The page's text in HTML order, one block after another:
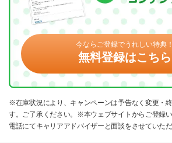
今ならご登録でうれしい特典！
無料登録はこちら
※在庫状況により、キャンペーンは予告なく変更・
す。ご了承ください。※本ウェブサイトからご登録
電話にてキャリアアドバイザーと面談をさせていた